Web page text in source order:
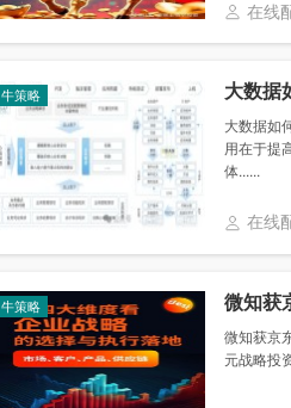
在线
牛策略 大数据
大数据如
用在于提
体......
在线
牛策略 微知获
微知获京
元战略投